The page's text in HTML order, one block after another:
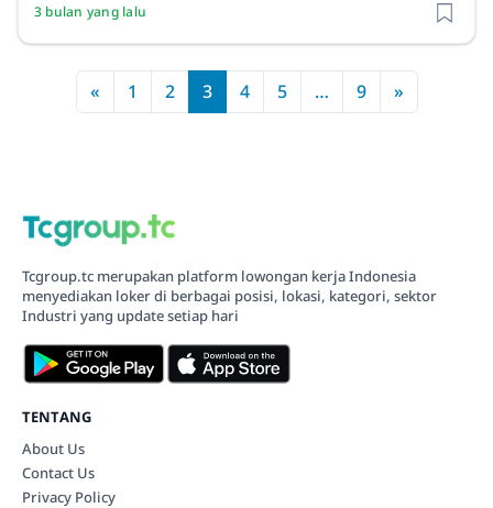
3 bulan yang lalu
« 1 2 3 4 5 … 9 »
Tcgroup.tc merupakan platform lowongan kerja Indonesia
menyediakan loker di berbagai posisi, lokasi, kategori, sektor
Industri yang update setiap hari
TENTANG
About Us
Contact Us
Privacy Policy